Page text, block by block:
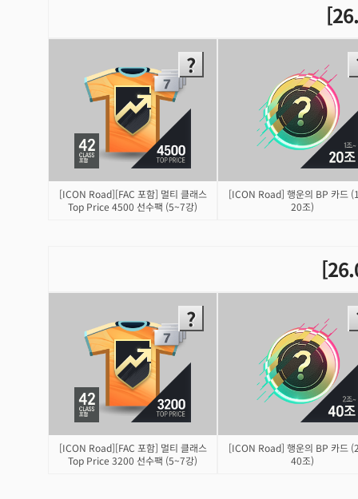
[ICON Road][FAC 포함] 멀티 클래스
Top Price 4500 선수팩 (5~7강)
[ICON Road] 행운의 BP 카드
20조)
[ICON Road][FAC 포함] 멀티 클래스
Top Price 3200 선수팩 (5~7강)
[ICON Road] 행운의 BP 카드
40조)